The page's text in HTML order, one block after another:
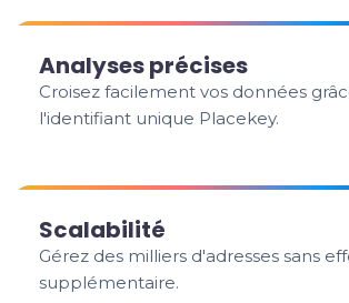
Analyses précises
Croisez facilement vos données
l'identifiant unique Placekey.
Scalabilité
Gérez des milliers d'adresses sans
supplémentaire.